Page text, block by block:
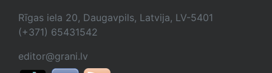
Rīgas iela 20, Daugavpils, Latvija, LV-5401
(+371) 65431542
editor@grani.lv